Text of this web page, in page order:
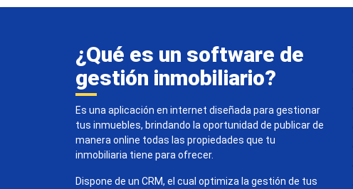
¿Qué es un software de
gestión inmobiliario?
Es una aplicación en internet diseñada para gestionar
tus inmuebles, brindando la oportunidad de publicar de
manera online todas las propiedades que tu
inmobiliaria tiene para ofrecer.
Dispone de un CRM, el cual optimiza la gestión de tus